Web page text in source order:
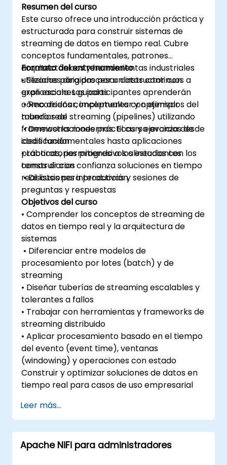
Resumen del curso
Este curso ofrece una introducción práctica y
estructurada para construir sistemas de
streaming de datos en tiempo real. Cubre
conceptos fundamentales, patrones
arquitectónicos y herramientas industriales
utilizadas para procesar datos continuos a
gran escala. Los participantes aprenderán
cómo diseñar, implementar y optimizar
tuberías de streaming (pipelines) utilizando
frameworks modernos. El curso avanza desde
ideas fundamentales hasta aplicaciones
prácticas, permitiendo a los estudiantes
construir con confianza soluciones en tiempo
real listas para producción.
Formato del entrenamiento
• Sesiones dirigidas por un instructor con
explicaciones guiadas
• Recorridos conceptuales con ejemplos del
mundo real
• Demostraciones prácticas y ejercicios de
codificación
• Laboratorios progresivos alineados con los
temas diarios
• Discusiones interactivas y sesiones de
preguntas y respuestas
Objetivos del curso
• Comprender los conceptos de streaming de
datos en tiempo real y la arquitectura de
sistemas
• Diferenciar entre modelos de
procesamiento por lotes (batch) y de
streaming
• Diseñar tuberías de streaming escalables y
tolerantes a fallos
• Trabajar con herramientas y frameworks de
streaming distribuido
• Aplicar procesamiento basado en el tiempo
del evento (event time), ventanas
(windowing) y operaciones con estado
Construir y optimizar soluciones de datos en
tiempo real para casos de uso empresarial
Leer más...
Apache NiFi para administradores